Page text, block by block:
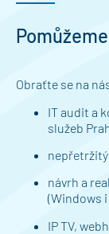
Obraťte se na
IT audit a
služeb
návrh a
(Windows
IP TV,